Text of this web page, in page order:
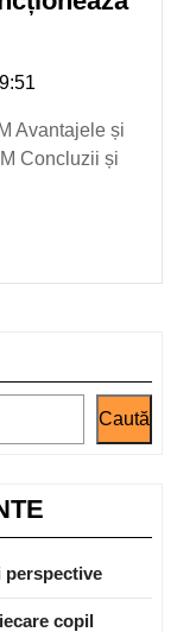
9:51
Avantajele și
Concluzii și
Caută
copil